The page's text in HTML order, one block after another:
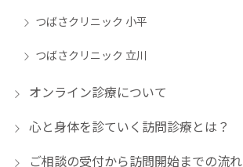
つばさクリニック 小平
つばさクリニック 立川
オンライン診療について
心と身体を診ていく訪問診療とは？
ご相談の受付から訪問開始までの流れ